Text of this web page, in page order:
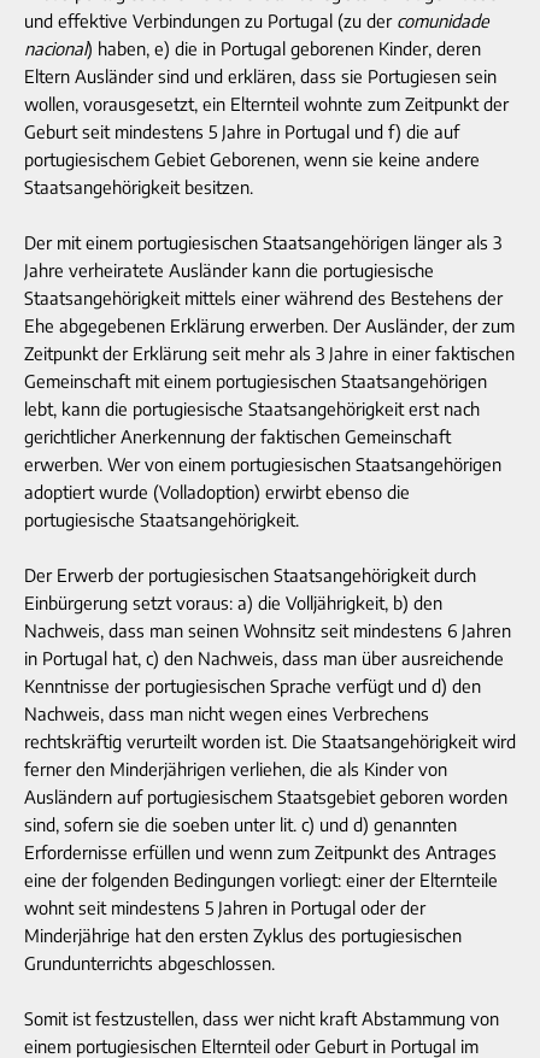
und effektive Verbindungen zu Portugal (zu der comunidade
nacional) haben, e) die in Portugal geborenen Kinder, deren
Eltern Ausländer sind und erklären, dass sie Portugiesen sein
wollen, vorausgesetzt, ein Elternteil wohnte zum Zeitpunkt der
Geburt seit mindestens 5 Jahre in Portugal und f) die auf
portugiesischem Gebiet Geborenen, wenn sie keine andere
Staatsangehörigkeit besitzen.
Der mit einem portugiesischen Staatsangehörigen länger als 3
Jahre verheiratete Ausländer kann die portugiesische
Staatsangehörigkeit mittels einer während des Bestehens der
Ehe abgegebenen Erklärung erwerben. Der Ausländer, der zum
Zeitpunkt der Erklärung seit mehr als 3 Jahre in einer faktischen
Gemeinschaft mit einem portugiesischen Staatsangehörigen
lebt, kann die portugiesische Staatsangehörigkeit erst nach
gerichtlicher Anerkennung der faktischen Gemeinschaft
erwerben. Wer von einem portugiesischen Staatsangehörigen
adoptiert wurde (Volladoption) erwirbt ebenso die
portugiesische Staatsangehörigkeit.
Der Erwerb der portugiesischen Staatsangehörigkeit durch
Einbürgerung setzt voraus: a) die Volljährigkeit, b) den
Nachweis, dass man seinen Wohnsitz seit mindestens 6 Jahren
in Portugal hat, c) den Nachweis, dass man über ausreichende
Kenntnisse der portugiesischen Sprache verfügt und d) den
Nachweis, dass man nicht wegen eines Verbrechens
rechtskräftig verurteilt worden ist. Die Staatsangehörigkeit wird
ferner den Minderjährigen verliehen, die als Kinder von
Ausländern auf portugiesischem Staatsgebiet geboren worden
sind, sofern sie die soeben unter lit. c) und d) genannten
Erfordernisse erfüllen und wenn zum Zeitpunkt des Antrages
eine der folgenden Bedingungen vorliegt: einer der Elternteile
wohnt seit mindestens 5 Jahren in Portugal oder der
Minderjährige hat den ersten Zyklus des portugiesischen
Grundunterrichts abgeschlossen.
Somit ist festzustellen, dass wer nicht kraft Abstammung von
einem portugiesischen Elternteil oder Geburt in Portugal im